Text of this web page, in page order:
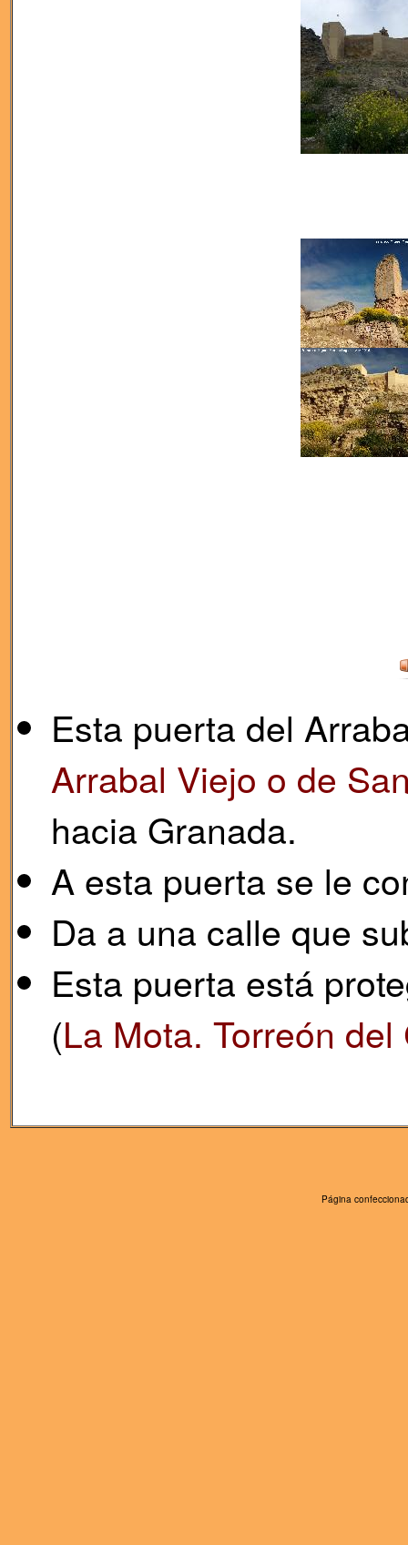
Esta puerta del
Arrabal Viejo o de
hacia Granada.
A esta puerta se le
Da a una calle que
Esta puerta está
(La Mota. Torreón
Página